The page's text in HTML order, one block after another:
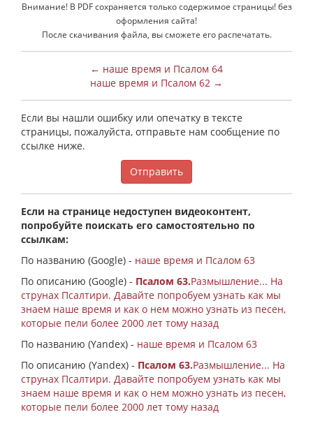
Внимание! В PDF сохраняется только содержимое страницы! без
оформления сайта!
После скачивания файла, вы сможете его распечатать.
← наше время и Псалом 64
наше время и Псалом 62 →
Если вы нашли ошибку или опечатку в тексте
страницы, пожалуйста, отправьте нам сообщение по
ссылке ниже.
Отправить
Если на странице недоступен видеоконтент,
попробуйте поискать его самостоятельно по
ссылкам:
По названию (Google) - наше время и Псалом 63
По описанию (Google) - Псалом 63.Размышление... На
струнах Псалтири. Давайте попробуем узнать как мы
знаем наше время и как о нем можно узнать из песен,
которые пели более 2000 лет тому назад
По названию (Yandex) - наше время и Псалом 63
По описанию (Yandex) - Псалом 63.Размышление... На
струнах Псалтири. Давайте попробуем узнать как мы
знаем наше время и как о нем можно узнать из песен,
которые пели более 2000 лет тому назад